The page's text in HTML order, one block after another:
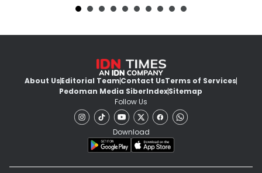
About UsEditorial TeamContact UsTerms of Services
Pedoman Media SiberIndexSitemap
Follow Us
Download